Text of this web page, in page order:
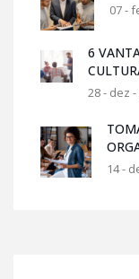
07 -
6
28 - dez -
14 -